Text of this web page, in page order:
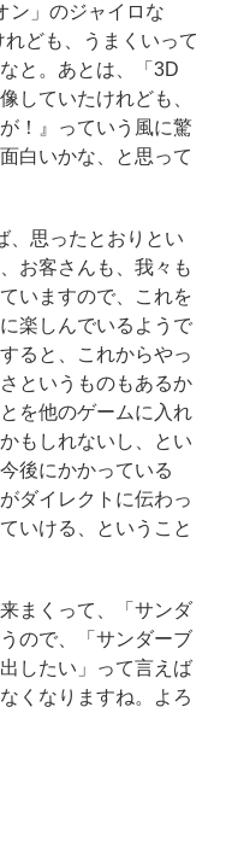
」のジャイロな
ども、うまくいって
と。あとは、「3D
していたけれども、
！』っていう風に驚
白いかな、と思って
思ったとおりとい
お客さんも、我々も
いますので、これを
楽しんでいるようで
ると、これからやっ
というものもあるか
を他のゲームに入れ
もしれないし、とい
後にかかっている
ダイレクトに伝わっ
いける、ということ
まくって、「サンダ
ので、「サンダーブ
したい」って言えば
くなりますね。よろ